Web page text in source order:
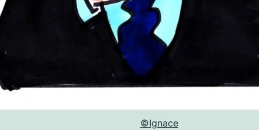
©Ignace